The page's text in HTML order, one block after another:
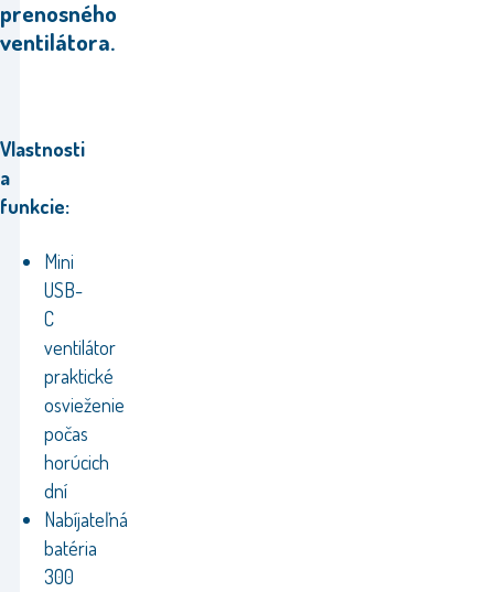
prenosného
ventilátora.
Vlastnosti
a
funkcie:
Mini
USB-
C
ventilátor
praktické
osvieženie
počas
horúcich
dní
Nabíjateľná
batéria
300